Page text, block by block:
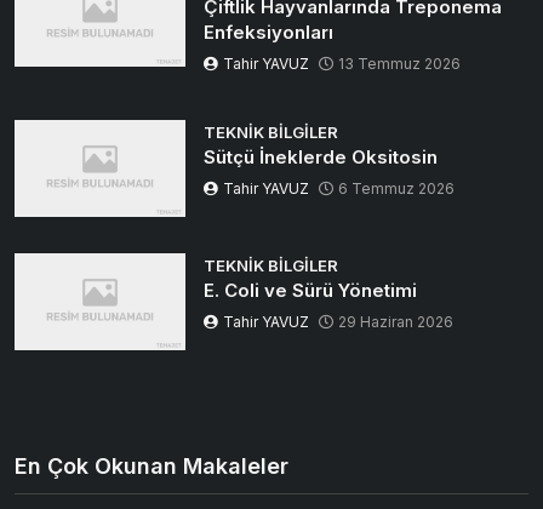
Çiftlik Hayvanlarında Treponema
Enfeksiyonları
Tahir YAVUZ 13 Temmuz 2026
TEKNIK BILGILER
Sütçü İneklerde Oksitosin
Tahir YAVUZ 6 Temmuz 2026
TEKNIK BILGILER
E. Coli ve Sürü Yönetimi
Tahir YAVUZ 29 Haziran 2026
En Çok Okunan Makaleler